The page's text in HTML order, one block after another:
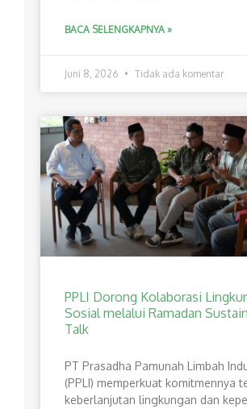
BACA SELENGKAPNYA »
Juni 8, 2026 Tidak ada komentar
PPLI Dorong Kolaborasi
Sosial melalui Ramadan
Talk
PT Prasadha Pamunah Limbah
(PPLI) memperkuat komitmennya
keberlanjutan lingkungan dan